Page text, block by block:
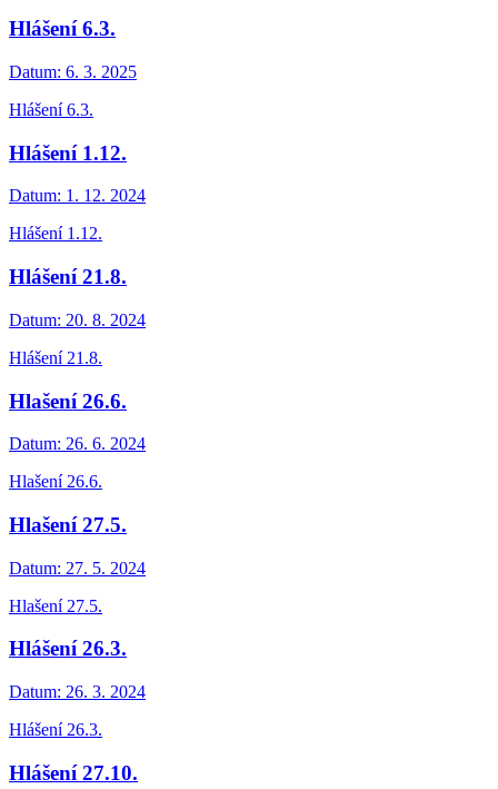
Hlášení 6.3.
Datum: 6. 3. 2025
Hlášení 6.3.
Hlášení 1.12.
Datum: 1. 12. 2024
Hlášení 1.12.
Hlášení 21.8.
Datum: 20. 8. 2024
Hlášení 21.8.
Hlašení 26.6.
Datum: 26. 6. 2024
Hlašení 26.6.
Hlašení 27.5.
Datum: 27. 5. 2024
Hlašení 27.5.
Hlášení 26.3.
Datum: 26. 3. 2024
Hlášení 26.3.
Hlášení 27.10.